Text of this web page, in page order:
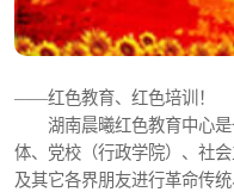
——红色教育、红色培训！
湖南晨曦红色教育中心是
体、党校（行政学院）、社
及其它各界朋友进行革命传